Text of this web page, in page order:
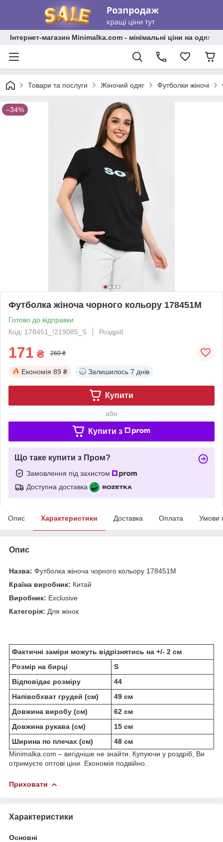
Інтернет-магазин Minimalka.com - мінімальні ціни на одяг
Товари та послуги Жіночий одяг Футболки жіночі
–34%
Футболка жіноча чорного кольору 178451M
Готово до відправки
Код: 178451_!219085_S
Роздріб
171 ₴ 260 ₴
Економія 89 ₴ Залишилось 7 днів
Купити
або
Купити з
Що таке купити з Пром?
Замовлення під захистом
Доступна доставка
Опис Характеристики Доставка Оплата Умови
Опис
Назва: Футболка жіноча чорного кольору 178451M
Країна виробник: Китай
Виробник: Exclusive
Категорія: Для жінок
Фактичні заміри можуть відрізнятись на +/- 2 см
Розмір на бирці
S
Відповідає розміру
44
Напівобхват грудей (см)
49 см
Довжина виробу (см)
62 см
Довжина рукава (см)
15 см
Ширина по плечах (см)
48 см
Minimalka.com – вигідніше не знайти. Купуючи у роздріб, Ви
отримуєте оптові ціни. Економія подвійно.
Приховати
Характеристики
Основні